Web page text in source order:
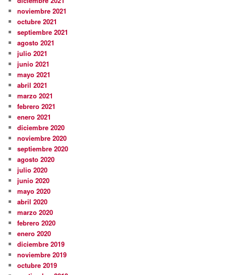
noviembre 2021
octubre 2021
septiembre 2021
agosto 2021
julio 2021
junio 2021
mayo 2021
abril 2021
marzo 2021
febrero 2021
enero 2021
diciembre 2020
noviembre 2020
septiembre 2020
agosto 2020
julio 2020
junio 2020
mayo 2020
abril 2020
marzo 2020
febrero 2020
enero 2020
diciembre 2019
noviembre 2019
octubre 2019